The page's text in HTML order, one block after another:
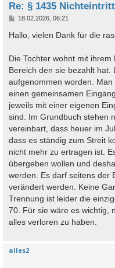
Re: § 1435
B
i
a
g
18.02.2026, 06:21
Hallo, vielen Dank für die
Die Tochter wohnt mit
Bereich den sie bezahlt hat.
aufgenommen worden.
einen gemeinsamen
jeweils mit einer eigenen
sind. Im Grundbuch stehen
vereinbart, dass heuer im
dass es ständig zum Streit
nicht mehr zu ertragen ist.
übergeben wollen und
werden. Es darf seitens der
verändert werden. Keine
Trennung ist leider die
70. Für sie wäre es wichtig,
alles verloren zu haben.
alles2